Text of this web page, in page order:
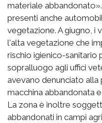
materiale
presenti anche
vegetazione. A giugno, i
l'alta vegetazione che
rischio igienico-sanitario
sopralluogo agli uffici
avevano denunciato alla
macchina abbandonata
La zona è inoltre
abbandonati in campi